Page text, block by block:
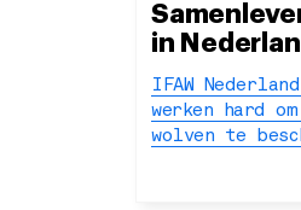
in
IFAW
werken hard
wolven te